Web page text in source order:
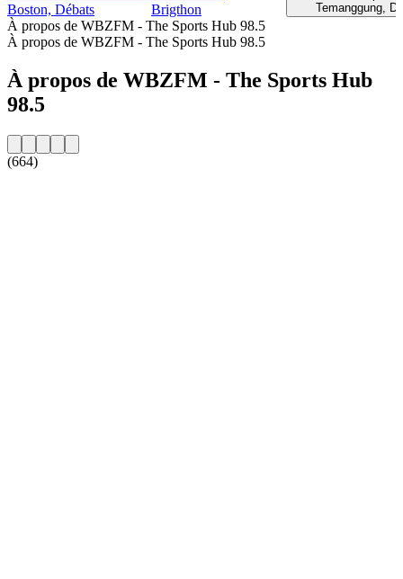
Boston, Débats
Brigthon
Temanggung,
À propos de WBZFM - The Sports Hub 98.5
À propos de WBZFM - The Sports Hub 98.5
À propos de WBZFM - The Sports Hub
98.5
(664)